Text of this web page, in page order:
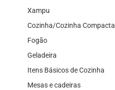
Xampu
Cozinha/Cozinha Compacta
Fogão
Geladeira
Itens Básicos de Cozinha
Mesas e cadeiras